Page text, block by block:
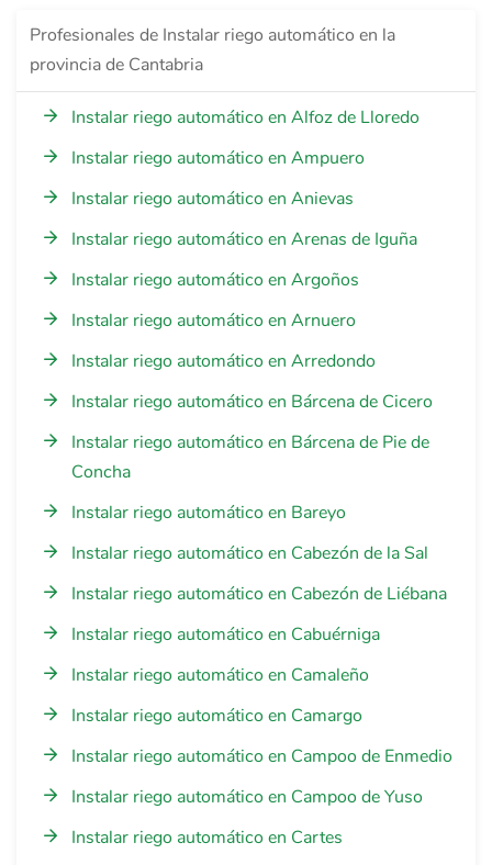
Profesionales de Instalar riego automático en la
provincia de Cantabria
Instalar riego automático en Alfoz de Lloredo
Instalar riego automático en Ampuero
Instalar riego automático en Anievas
Instalar riego automático en Arenas de Iguña
Instalar riego automático en Argoños
Instalar riego automático en Arnuero
Instalar riego automático en Arredondo
Instalar riego automático en Bárcena de Cicero
Instalar riego automático en Bárcena de Pie de
Concha
Instalar riego automático en Bareyo
Instalar riego automático en Cabezón de la Sal
Instalar riego automático en Cabezón de Liébana
Instalar riego automático en Cabuérniga
Instalar riego automático en Camaleño
Instalar riego automático en Camargo
Instalar riego automático en Campoo de Enmedio
Instalar riego automático en Campoo de Yuso
Instalar riego automático en Cartes